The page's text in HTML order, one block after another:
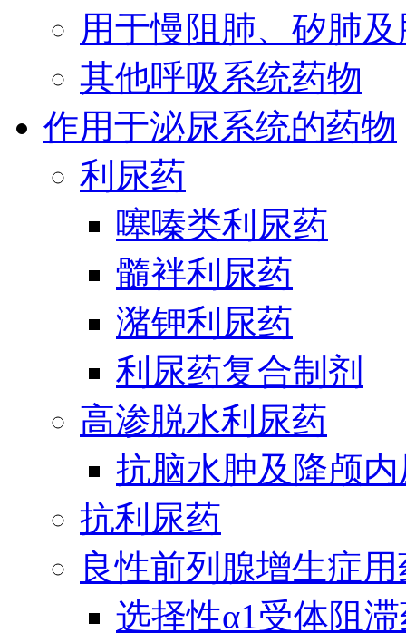
用于慢阻肺、矽肺
其他呼吸系统药物
作用于泌尿系统的药物
利尿药
噻嗪类利尿药
髓袢利尿药
潴钾利尿药
利尿药复合制剂
高渗脱水利尿药
抗脑水肿及降颅
抗利尿药
良性前列腺增生症
选择性α1受体阻